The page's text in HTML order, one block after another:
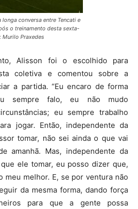
longa conversa entre Tencati e
o treinamento desta sexta-
Murilo Praxedes
Alisson foi o escolhido para
coletiva e comentou sobre a
a partida. “Eu encaro de forma
sempre falo, eu não mudo
eu sempre trabalho
jogar. Então, independente da
tomar, não sei ainda o que vai
amanhã. Mas, independente da
ele tomar, eu posso dizer que,
meu melhor. E, se por ventura não
da mesma forma, dando força
para que a gente possa